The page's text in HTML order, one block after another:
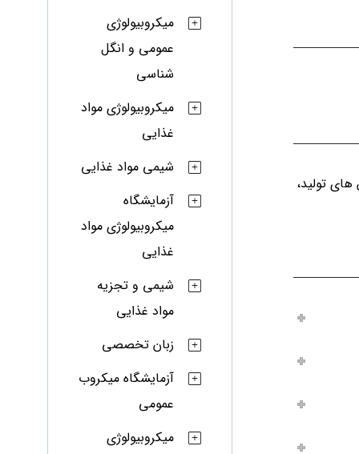
تولید،
میکروبیولوژی
عمومی و انگل
شناسی
میکروبیولوژی مواد
غذایی
شیمی مواد غذایی
آزمایشگاه
میکروبیولوژی مواد
غذایی
شیمی و تجزیه
مواد غذایی
زبان تخصصی
آزمایشگاه میکروب
عمومی
میکروبیولوژی